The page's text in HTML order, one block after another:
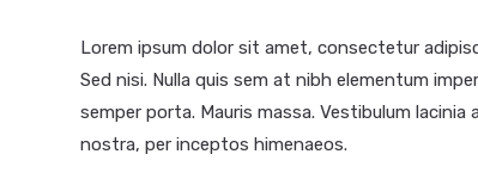
Lorem ipsum dolor sit amet, consectetur
Sed nisi. Nulla quis sem at nibh elementum
semper porta. Mauris massa. Vestibulum
nostra, per inceptos himenaeos.